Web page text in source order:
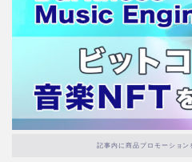
記事内に商品プロモーション